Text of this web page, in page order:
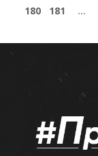
180 181 …